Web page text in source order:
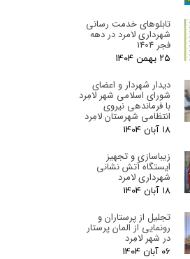
تابلوهای خدمت رسانی
شهرداری لامرد در دهه
فجر 1404
۲۵ بهمن ۰۴
دیدار شهردار و اعضای
شورای اسلامی شهر لامِرد
با فرماندهی نیروی
انتظامی شهرستان لامِرد
۱۸ آبان ۰۴
زیباسازی و تجهیز
ایستگاه آتش نشانی
شهرداری لامرد
۱۸ آبان ۰۴
تجلیل از پرستاران و
رونمایی از المان پرستار
در شهر لامِرد
۰۶ آبان ۰۴